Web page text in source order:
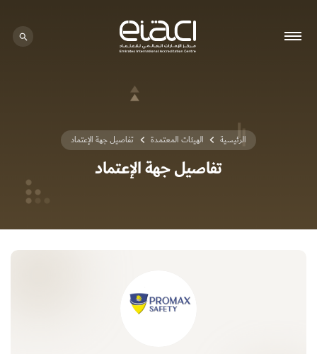
الرئيسية الهيئات المعتمدة تفاصيل جهة الإعتماد
تفاصيل جهة الإعتماد